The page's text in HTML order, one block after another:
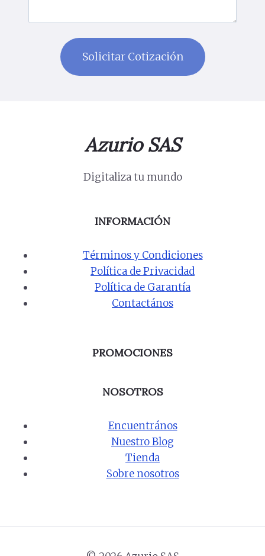
Azurio SAS
Digitaliza tu mundo
INFORMACIÓN
Términos y Condiciones
Política de Privacidad
Política de Garantía
Contactános
PROMOCIONES
NOSOTROS
Encuentrános
Nuestro Blog
Tienda
Sobre nosotros